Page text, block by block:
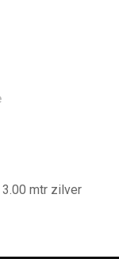
mtr zilver